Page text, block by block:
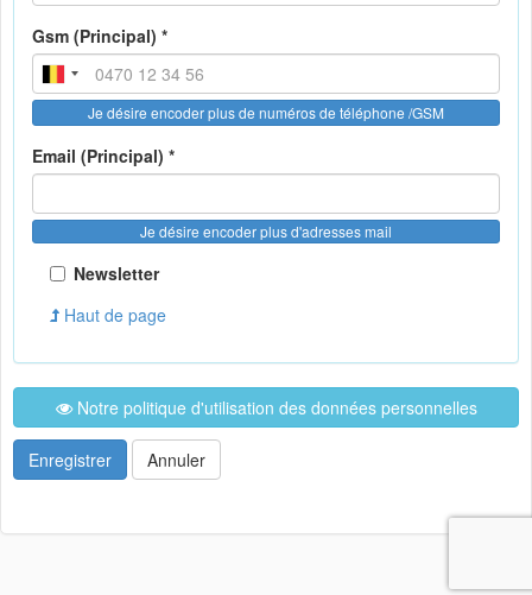
Gsm (Principal) *
Je désire encoder plus de numéros de téléphone /GSM
Email (Principal) *
Je désire encoder plus d'adresses mail
Newsletter
Haut de page
Notre politique d'utilisation des données personnelles
Enregistrer Annuler